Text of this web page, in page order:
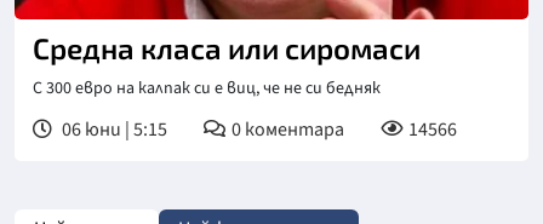
Средна класа или сиромаси
С 300 евро на калпак си е виц, че не си бедняк
06 юни | 5:15 0коментара 14566